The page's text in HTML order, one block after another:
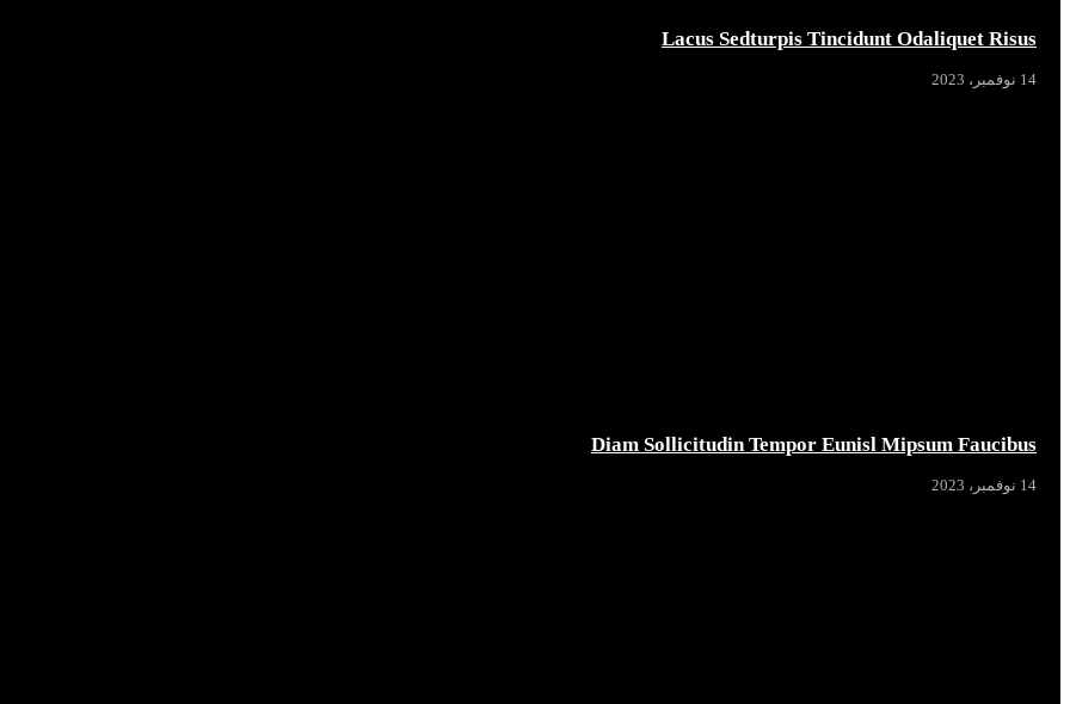
Lacus Sedturpis Tincidunt Odaliquet Risus
14 نوفمبر، 2023
Diam Sollicitudin Tempor Eunisl Mipsum Faucibus
14 نوفمبر، 2023